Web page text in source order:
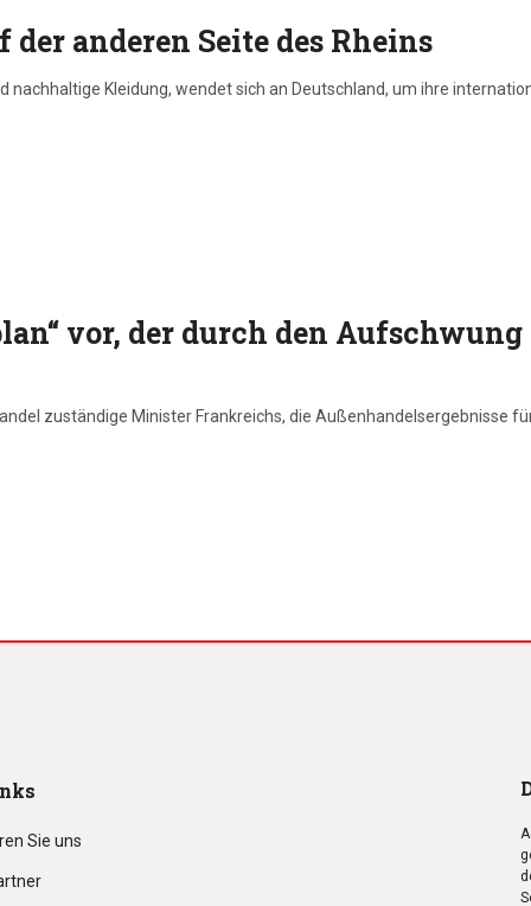
anderen Seite des Rheins
Kleidung, wendet sich an Deutschland, um ihre
vor, der durch den
zuständige Minister Frankreichs, die Außenhandelsergebnisse
Sie uns